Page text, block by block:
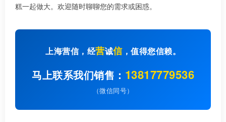
糕一起做大。欢迎随时聊聊您的需求或困惑。
上海营信，经营诚信，值得您信赖。
马上联系我们销售： 13817779536
（微信同号）